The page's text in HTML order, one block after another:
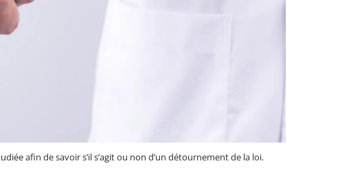
afin de savoir s’il s’agit ou non d’un détournement de la loi.